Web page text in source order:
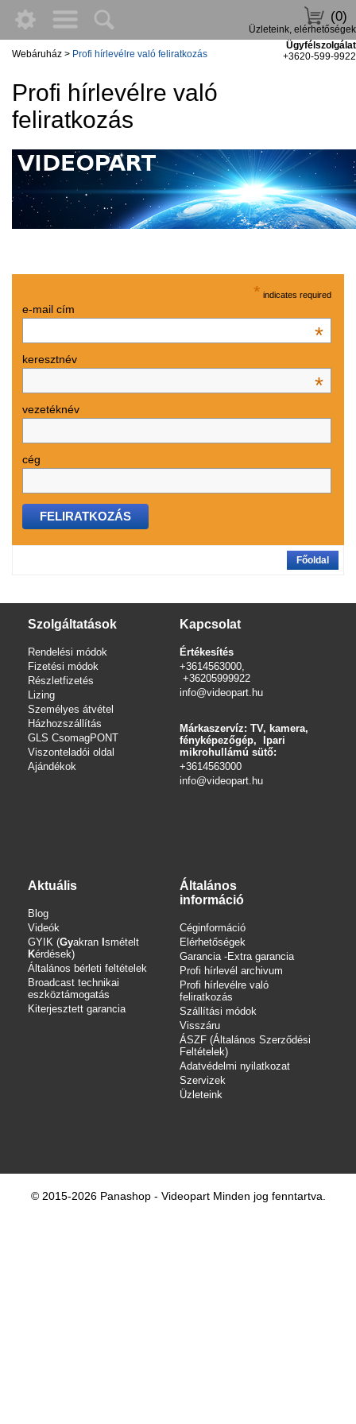
(0)
Üzleteink, elérhetőségek
Ügyfélszolgálat
+3620-599-9922
Webáruház > Profi hírlevélre való feliratkozás
Profi hírlevélre való
feliratkozás
* indicates required
e-mail cím
*
keresztnév
*
vezetéknév
cég
Főoldal
Szolgáltatások
Rendelési módok
Fizetési módok
Részletfizetés
Lizing
Személyes átvétel
Házhozszállítás
GLS CsomagPONT
Viszonteladói oldal
Ajándékok
Kapcsolat
Értékesítés
+3614563000,
+36205999922
info@videopart.hu
Márkaszervíz: TV, kamera,
fényképezőgép, Ipari
mikrohullámú sütő:
+3614563000
info@videopart.hu
Aktuális
Blog
Videók
GYIK (Gyakran Ismételt
Kérdések)
Általános bérleti feltételek
Broadcast technikai
eszköztámogatás
Kiterjesztett garancia
Általános
információ
Céginformáció
Elérhetőségek
Garancia -Extra garancia
Profi hírlevél archivum
Profi hírlevélre való
feliratkozás
Szállítási módok
Visszáru
ÁSZF (Általános Szerződési
Feltételek)
Adatvédelmi nyilatkozat
Szervizek
Üzleteink
© 2015-2026 Panashop - Videopart Minden jog fenntartva.